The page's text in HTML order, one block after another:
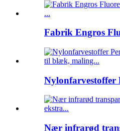
Fabrik Engros
Nylonfarvestoffer
Nær infrarød